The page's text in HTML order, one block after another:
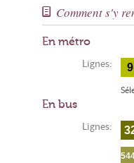
Comment s'y
En métro
Lignes: 9
En bus
Lignes: